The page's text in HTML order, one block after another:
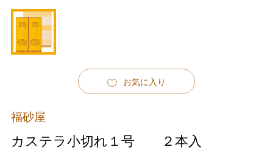
お気に入り
福砂屋
カステラ小切れ１号 ２本入